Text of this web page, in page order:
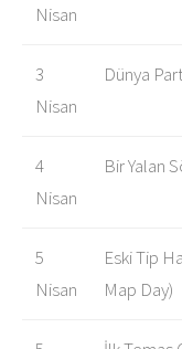
Nisan
3
Nisan
Dünya
4
Nisan
Bir Yalan
5
Nisan
Eski Tip
Map Day)